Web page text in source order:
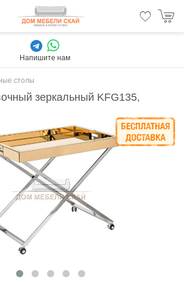
Напишите нам
столы
зеркальный KFG135,